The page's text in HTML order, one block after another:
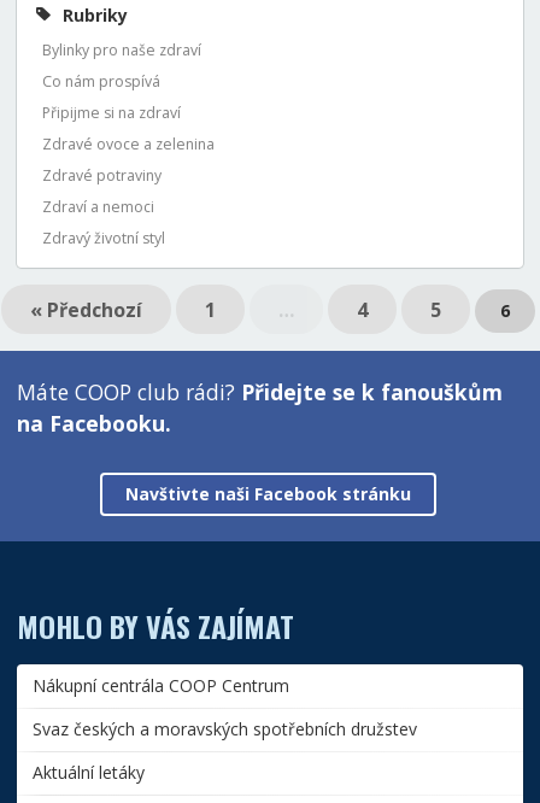
Rubriky
Bylinky pro naše zdraví
Co nám prospívá
Připijme si na zdraví
Zdravé ovoce a zelenina
Zdravé potraviny
Zdraví a nemoci
Zdravý životní styl
« Předchozí 1 … 4 5 6
Máte COOP club rádi? Přidejte se k fanouškům
na Facebooku.
Navštivte naši Facebook stránku
MOHLO BY VÁS ZAJÍMAT
Nákupní centrála COOP Centrum
Svaz českých a moravských spotřebních družstev
Aktuální letáky